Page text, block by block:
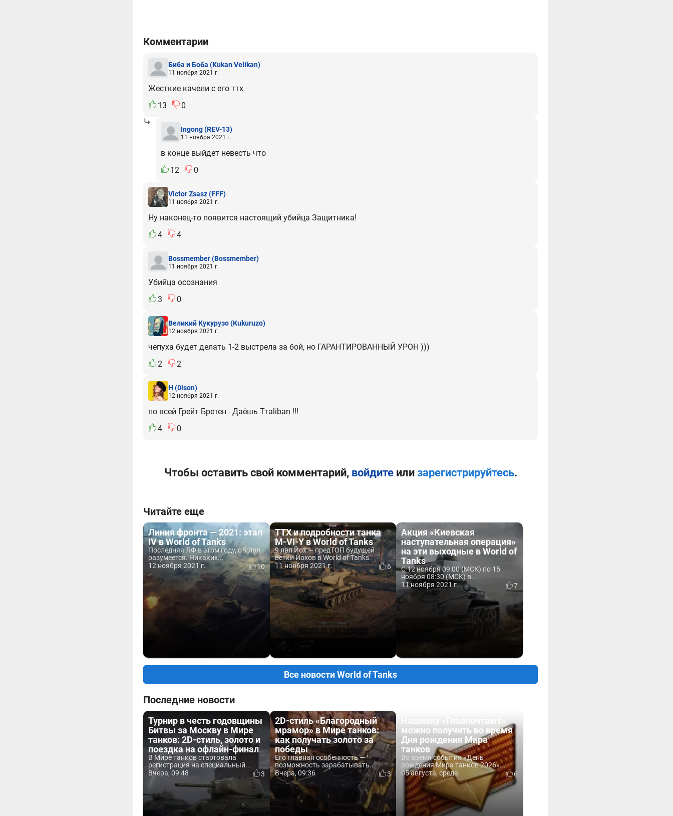
Комментарии
Биба и Боба (Kukan Velikan)
11 ноября 2021 г.
Жесткие качели с его ттх
13
0
Ingong(REV-13)
11 ноября 2021 г.
в конце выйдет невесть что
12
0
Victor Zsasz(FFF)
11 ноября 2021 г.
Ну наконец-то появится настоящий убийца Защитника!
4
4
Bossmember(Bossmember)
11 ноября 2021 г.
Убийца осознания
3
0
Великий Кукурузо(Kukuruzo)
12 ноября 2021 г.
чепуха будет делать 1-2 выстрела за бой, но ГАРАНТИРОВАННЫЙ УРОН )))
2
2
H (0lson)
12 ноября 2021 г.
по всей Грейт Бретен - Даёшь Ттaliban !!!
4
0
Чтобы оставить свой комментарий, войдитеили зарегистрируйтесь.
Читайте еще
Линия фронта — 2021: этап
IV в World of Tanks
Последняя ЛФ в этом году, с 9 лвл,
разумеется. Никаких...
12 ноября 2021 г.
10
ТТХ и подробности танка
M-VI-Y в World of Tanks
9 лвл Йох — предТОП будущей
ветки Йохов в World of Tanks.
11 ноября 2021 г.
6
Акция «Киевская
наступательная операция»
на эти выходные в World of
Tanks
С 12 ноября 09:00 (МСК) по 15
ноября 08:30 (МСК) в...
11 ноября 2021 г.
7
Все новости World of Tanks
Последние новости
Турнир в честь годовщины
Битвы за Москву в Мире
танков: 2D-стиль, золото и
поездка на офлайн-финал
В Мире танков стартовала
регистрация на специальный...
Вчера, 09:48
3
2D-стиль «Благородный
мрамор» в Мире танков:
как получать золото за
победы
Его главная особенность —
возможность зарабатывать...
Вчера, 09:36
3
Нашивку «Главпочтамт»
можно получить во время
Дня рождения Мира
танков
Во время события «День
рождения Мира танков 2026»...
05 августа, среда
6